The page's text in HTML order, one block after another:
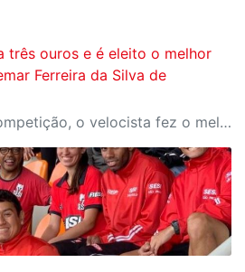
três ouros e é eleito o melhor
Ferreira da Silva de
No primeiro dia da competição, o velocista fez o melhor tempo da sua carreira, correu 10.07 na prova dos 100 metros